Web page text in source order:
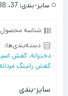
سایز-بندی: 37، 38، 39، 40، 41، 42، 43، 44، 45
شناسه
دسته‌بندی‌ها:
دخترانه,کفش
کفش رانینگ
سایز-بندی